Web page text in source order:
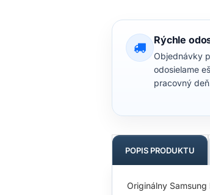
Rýchle
Objednávky
odosielame
pracovný
POPIS PRODUKTU
Originálny